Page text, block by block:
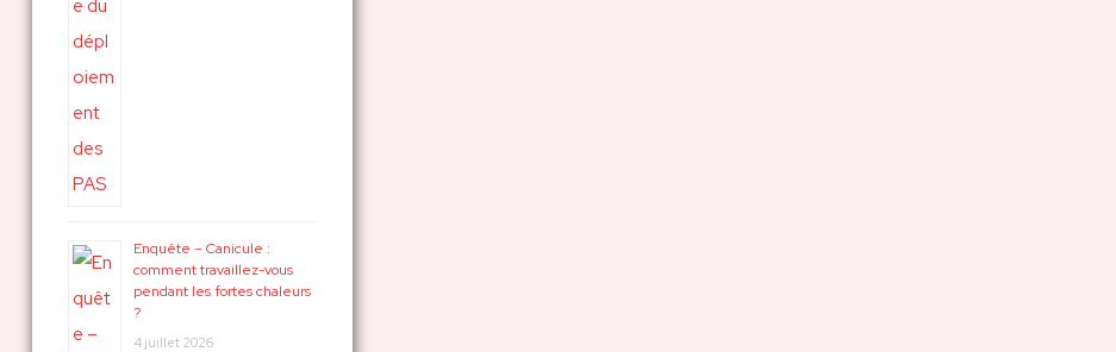
Enquête – Canicule :
comment travaillez-vous
pendant les fortes chaleurs
?
4 juillet 2026